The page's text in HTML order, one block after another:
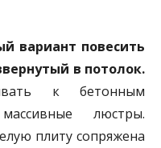
вариант повесить
в потолок.
к бетонным
люстры.
плиту сопряжена